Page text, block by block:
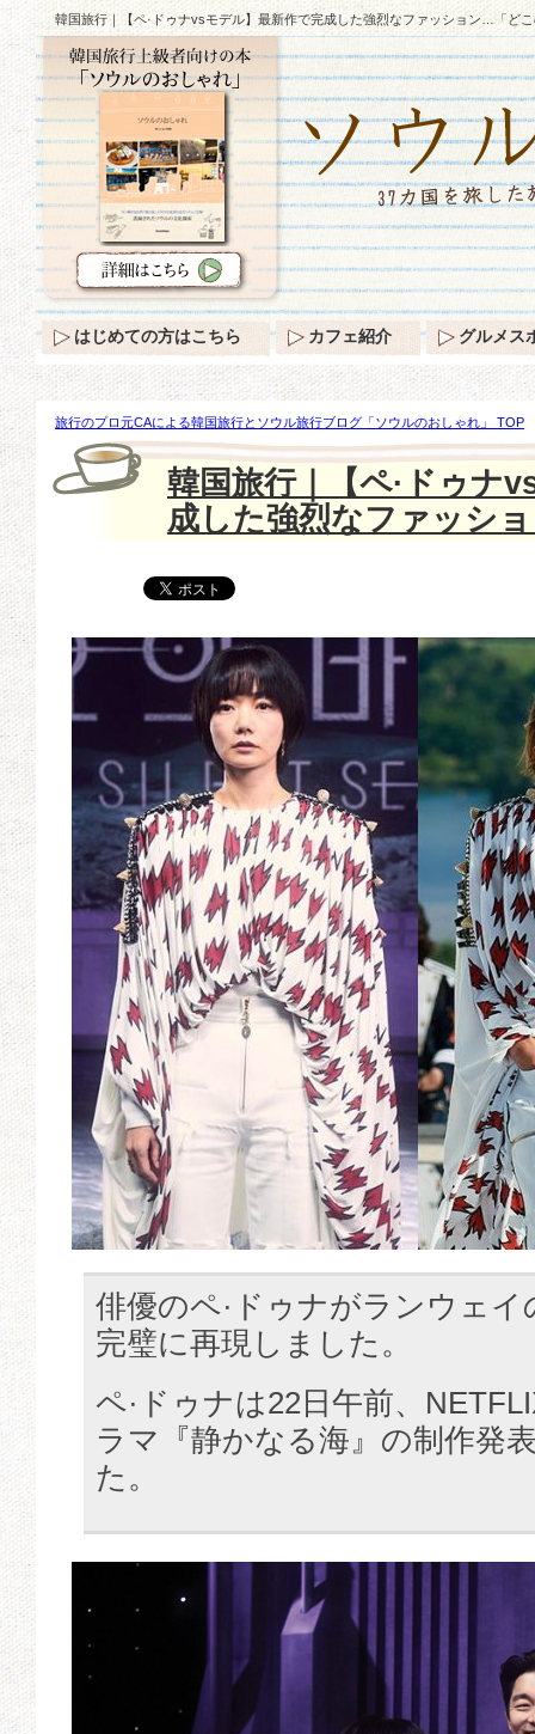
韓国旅行｜【ペ·ドゥナvsモデル】最新作で完成した強烈なファッション…「ど
旅行のプロ元CAによる韓国旅行とソウル旅行ブログ「ソウルのおしゃれ」 TOP
ナvsモデル】最新作で完成した強烈なファッション…「どこの？」
韓国旅行｜【ペ·ドゥナ
成した強烈なファッシ
俳優のペ·ドゥナがランウェ
完璧に再現しました。
ペ·ドゥナは22日午前、
ラマ『静かなる海』の制作発
た。
はじめての方はこちら カフェ紹介 グルメス